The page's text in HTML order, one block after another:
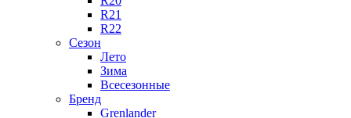
R21
R22
Сезон
Лето
Зима
Всесезонные
Бренд
Grenlander